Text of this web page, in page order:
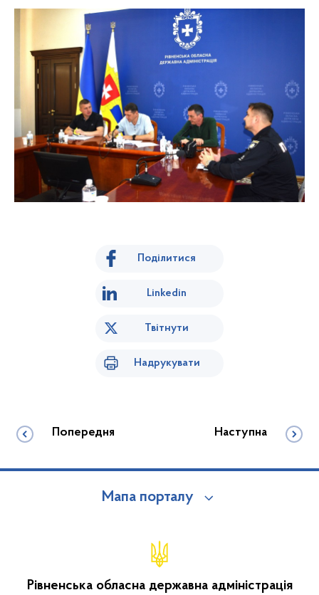
Поділитися
Linkedin
Твітнути
Надрукувати
Попередня Наступна
Мапа порталу
Рівненська обласна державна адміністрація